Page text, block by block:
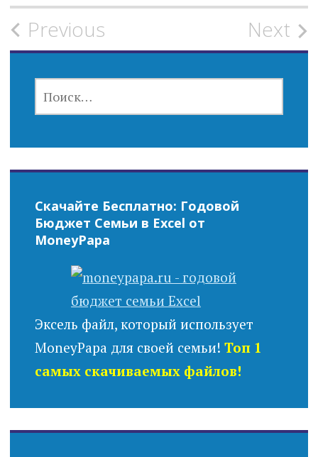
Post
navigation
Previous Next
Скачайте Бесплатно: Годовой
Бюджет Семьи в Excel от
MoneyPapa
Эксель файл, который использует
MoneyPapa для своей семьи! Топ 1
самых скачиваемых файлов!